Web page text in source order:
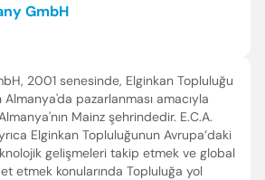
GmbH
2001 senesinde, Elginkan Topluluğu
pazarlanması amacıyla
Mainz şehrindedir. E.C.A.
Elginkan Topluluğunun Avrupa’daki
gelişmeleri takip etmek ve global
etmek konularında Topluluğa yol